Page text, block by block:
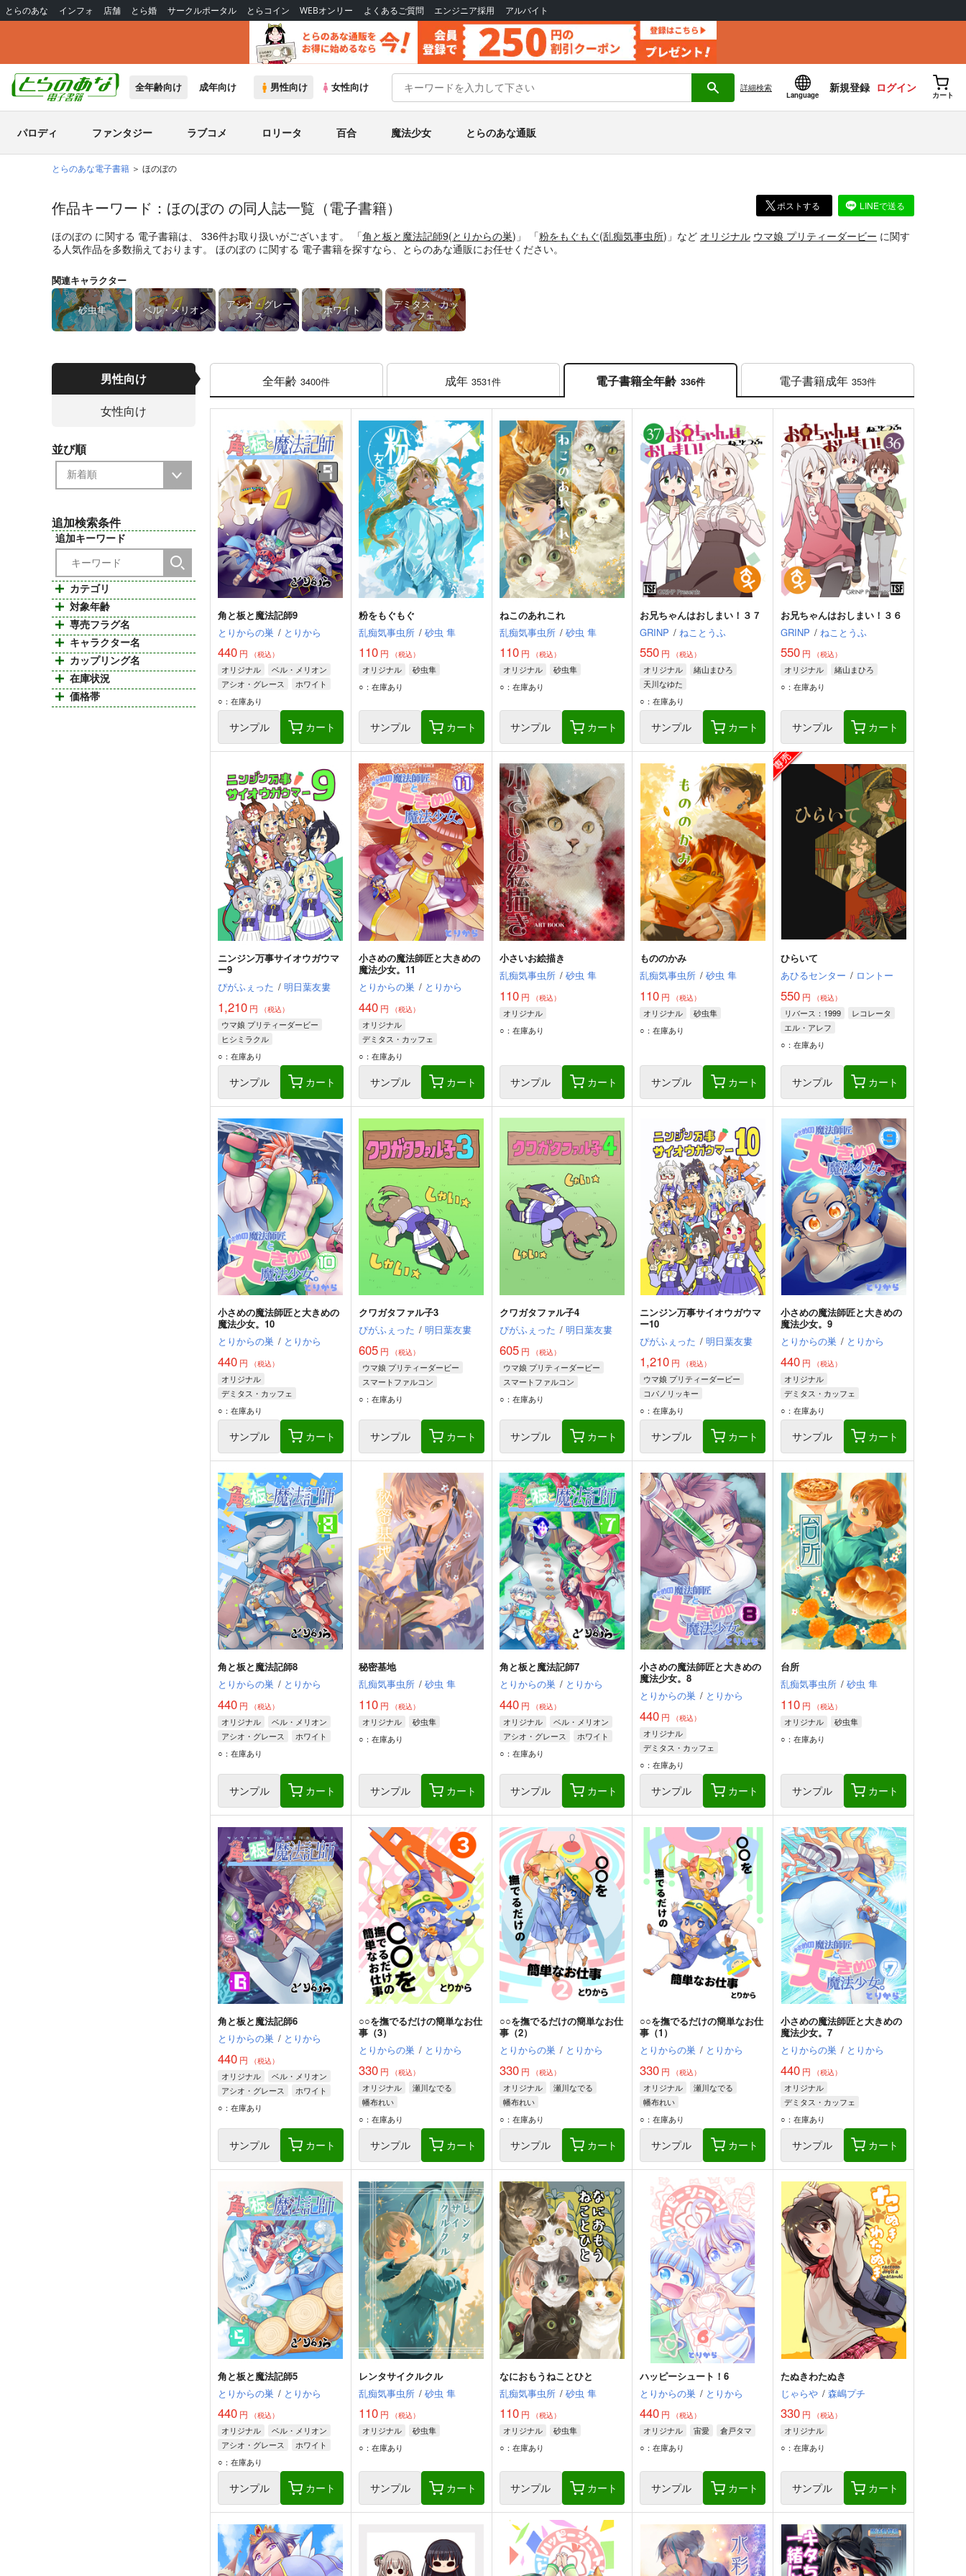
とらのあな インフォ 店舗 とら婚 サークルポータル とらコイン WEBオンリー よくあるご質問 エンジニア採用 アルバイト
全年齢向け 成年向け 男性向け 女性向け 詳細検索
Language
新規登録 ログイン
カート
パロディ ファンタジー ラブコメ ロリータ 百合 魔法少女 とらのあな通販
とらのあな電子書籍 ほのぼの
ポストする LINEで送る
作品キーワード：ほのぼの の同人誌一覧（電子書籍）
ほのぼの に関する 電子書籍は、 336件お取り扱いがございます。 「角と板と魔法記師9(とりからの巣)」 「粉をもぐもぐ(乱痴気事虫所)」 など オリジナル ウマ娘 プリティーダービー に関す
る人気作品を多数揃えております。 ほのぼの に関する 電子書籍を探すなら、とらのあな通販にお任せください。
関連キャラクター
砂虫隼 ベル・メリオン
アシオ・グレー
ス
ホワイト
デミタス・カッ
フェ
男性向け
女性向け
並び順
追加検索条件
追加キーワード
カテゴリ
対象年齢
専売フラグ名
キャラクター名
カップリング名
在庫状況
価格帯
全年齢 3400件 成年 3531件 電子書籍全年齢 336件 電子書籍成年 353件
角と板と魔法記師9
とりからの巣 / とりから
440 円 （税込）
オリジナル
ベル・メリオン
アシオ・グレース
ホワイト
○：在庫あり
サンプル カート
粉をもぐもぐ
乱痴気事虫所 / 砂虫 隼
110円 （税込）
オリジナル
砂虫隼
○：在庫あり
サンプル カート
ねこのあれこれ
乱痴気事虫所 / 砂虫 隼
110円 （税込）
オリジナル
砂虫隼
○：在庫あり
サンプル カート
お兄ちゃんはおしまい！３７
GRINP / ねことうふ
550 円 （税込）
オリジナル
緒山まひろ
天川なゆた
○：在庫あり
サンプル カート
お兄ちゃんはおしまい！３６
GRINP / ねことうふ
550 円 （税込）
オリジナル
緒山まひろ
○：在庫あり
サンプル カート
ニンジン万事サイオウガウマ
ー9
ぴがふぇった / 明日葉友婁
1,210 円 （税込）
ウマ娘 プリティーダービー
ヒシミラクル
ネオユニヴァース
タマモクロス
○：在庫あり
サンプル カート
小さめの魔法師匠と大きめの
魔法少女。11
とりからの巣 / とりから
440円 （税込）
オリジナル
デミタス・カッフェ
マフィン・フラガ
ハルナス・アイザラ
○：在庫あり
サンプル カート
小さいお絵描き
乱痴気事虫所 / 砂虫 隼
110円 （税込）
オリジナル
○：在庫あり
サンプル カート
もののかみ
乱痴気事虫所 / 砂虫 隼
110 円 （税込）
オリジナル
砂虫隼
○：在庫あり
サンプル カート
ひらいて
あひるセンター / ロントー
550 円 （税込）
リバース：1999
レコレータ
エル・アレフ
○：在庫あり
サンプル カート
小さめの魔法師匠と大きめの
魔法少女。10
とりからの巣 / とりから
440 円 （税込）
オリジナル
デミタス・カッフェ
マフィン・フラガ
ハルナス・アイザラ
○：在庫あり
サンプル カート
クワガタファル子3
ぴがふぇった / 明日葉友婁
605円 （税込）
ウマ娘 プリティーダービー
スマートファルコン
コパノリッキー
○：在庫あり
サンプル カート
クワガタファル子4
ぴがふぇった / 明日葉友婁
605円 （税込）
ウマ娘 プリティーダービー
スマートファルコン
コパノリッキー
○：在庫あり
サンプル カート
ニンジン万事サイオウガウマ
ー10
ぴがふぇった / 明日葉友婁
1,210 円 （税込）
ウマ娘 プリティーダービー
コパノリッキー
スマートファルコン
ホッコータルマエ
○：在庫あり
サンプル カート
小さめの魔法師匠と大きめの
魔法少女。9
とりからの巣 / とりから
440 円 （税込）
オリジナル
デミタス・カッフェ
マフィン・フラガ
ハルナス・アイザラ
○：在庫あり
サンプル カート
角と板と魔法記師8
とりからの巣 / とりから
440 円 （税込）
オリジナル
ベル・メリオン
アシオ・グレース
ホワイト
○：在庫あり
サンプル カート
秘密基地
乱痴気事虫所 / 砂虫 隼
110円 （税込）
オリジナル
砂虫隼
○：在庫あり
サンプル カート
角と板と魔法記師7
とりからの巣 / とりから
440円 （税込）
オリジナル
ベル・メリオン
アシオ・グレース
ホワイト
○：在庫あり
サンプル カート
小さめの魔法師匠と大きめの
魔法少女。8
とりからの巣 / とりから
440 円 （税込）
オリジナル
デミタス・カッフェ
マフィン・フラガ
ハルナス・アイザラ
○：在庫あり
サンプル カート
台所
乱痴気事虫所 / 砂虫 隼
110 円 （税込）
オリジナル
砂虫隼
○：在庫あり
サンプル カート
角と板と魔法記師6
とりからの巣 / とりから
440 円 （税込）
オリジナル
ベル・メリオン
アシオ・グレース
ホワイト
○：在庫あり
サンプル カート
○○を撫でるだけの簡単なお仕
事（3）
とりからの巣 / とりから
330円 （税込）
オリジナル
瀬川なでる
幡布れい
○：在庫あり
サンプル カート
○○を撫でるだけの簡単なお仕
事（2）
とりからの巣 / とりから
330円 （税込）
オリジナル
瀬川なでる
幡布れい
○：在庫あり
サンプル カート
○○を撫でるだけの簡単なお仕
事（1）
とりからの巣 / とりから
330 円 （税込）
オリジナル
瀬川なでる
幡布れい
○：在庫あり
サンプル カート
小さめの魔法師匠と大きめの
魔法少女。7
とりからの巣 / とりから
440 円 （税込）
オリジナル
デミタス・カッフェ
マフィン・フラガ
ハルナス・アイザラ
○：在庫あり
サンプル カート
角と板と魔法記師5
とりからの巣 / とりから
440 円 （税込）
オリジナル
ベル・メリオン
アシオ・グレース
ホワイト
○：在庫あり
サンプル カート
レンタサイクルクル
乱痴気事虫所 / 砂虫 隼
110円 （税込）
オリジナル
砂虫隼
○：在庫あり
サンプル カート
なにおもうねことひと
乱痴気事虫所 / 砂虫 隼
110円 （税込）
オリジナル
砂虫隼
○：在庫あり
サンプル カート
ハッピーシュート！6
とりからの巣 / とりから
440 円 （税込）
オリジナル 宙愛
倉戸タマ
○：在庫あり
サンプル カート
たぬきわたぬき
じゃらや / 森嶋プチ
330 円 （税込）
オリジナル
○：在庫あり
サンプル カート